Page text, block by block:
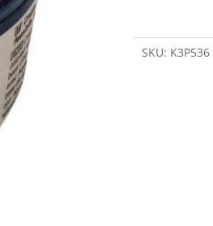
SKU: K3P536